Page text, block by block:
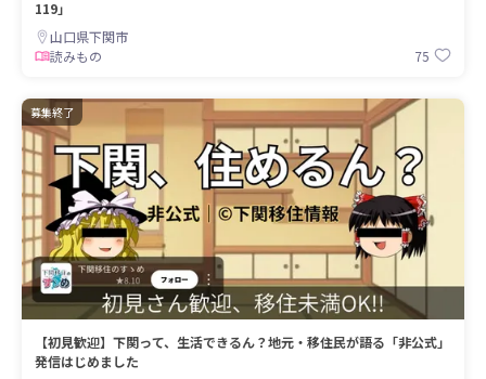
119」
山口県下関市
読みもの
75
募集終了
【初見歓迎】下関って、生活できるん？地元・移住民が語る「非公式」
発信はじめました